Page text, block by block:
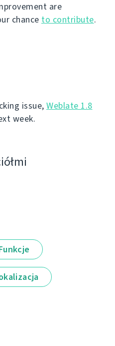
are
chance to contribute.
issue, Weblate 1.8
week.